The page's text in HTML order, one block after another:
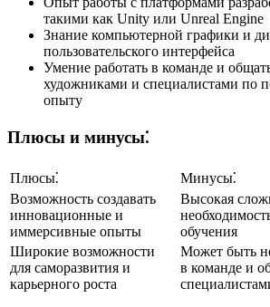
такими как Unity или Unreal Engine
Знание компьютерной графики и
пользовательского интерфейса
Умение работать в команде и
художниками и специалистами по
опыту
Плюсы и минусы⁚
Плюсы⁚
Минусы⁚
Возможность создавать
инновационные и
иммерсивные опыты
Высокая
обучения
Широкие возможности
для саморазвития и
карьерного роста
Может быть
в команде и